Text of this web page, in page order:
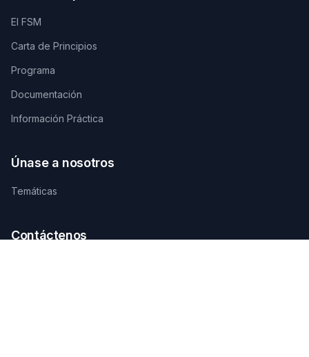
El FSM
Carta de Principios
Programa
Documentación
Información Práctica
Únase a nosotros
Temáticas
Contáctenos